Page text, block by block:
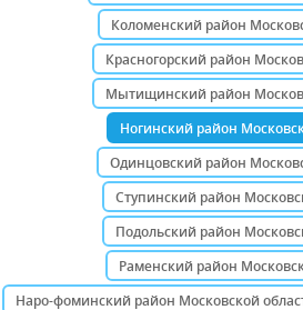
Коломенский район
Красногорский район
Мытищинский район
Ногинский район
Одинцовский район
Ступинский район
Подольский район
Раменский район
Наро-фоминский район Московской